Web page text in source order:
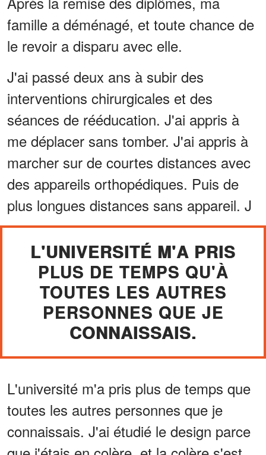
famille a déménagé, et toute chance de
le revoir a disparu avec elle.
J'ai passé deux ans à subir des
interventions chirurgicales et des
séances de rééducation. J'ai appris à
me déplacer sans tomber. J'ai appris à
marcher sur de courtes distances avec
des appareils orthopédiques. Puis de
plus longues distances sans appareil. J
L'UNIVERSITÉ M'A PRIS
PLUS DE TEMPS QU'À
TOUTES LES AUTRES
PERSONNES QUE JE
CONNAISSAIS.
L'université m'a pris plus de temps que
toutes les autres personnes que je
connaissais. J'ai étudié le design parce